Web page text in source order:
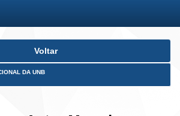
Voltar
DA UNB